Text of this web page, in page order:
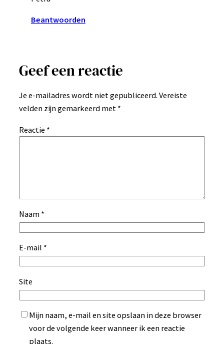
Beantwoorden
Geef een reactie
Je e-mailadres wordt niet gepubliceerd. Vereiste
velden zijn gemarkeerd met *
Reactie *
Naam *
E-mail *
Site
Mijn naam, e-mail en site opslaan in deze browser
voor de volgende keer wanneer ik een reactie
plaats.